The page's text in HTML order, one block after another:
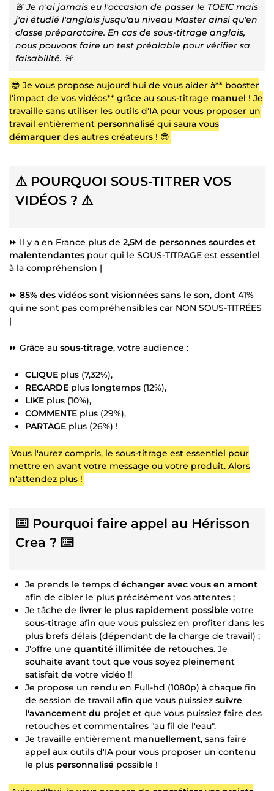
🚨 Je n'ai jamais eu l'occasion de passer le TOEIC mais
j'ai étudié l'anglais jusqu'au niveau Master ainsi qu'en
classe préparatoire. En cas de sous-titrage anglais,
nous pouvons faire un test préalable pour vérifier sa
faisabilité. 🚨
😎 Je vous propose aujourd'hui de vous aider à** booster
l'impact de vos vidéos** grâce au sous-titrage manuel ! Je
travaille sans utiliser les outils d'IA pour vous proposer un
travail entièrement personnalisé qui saura vous
démarquer des autres créateurs ! 😎
⚠️ POURQUOI SOUS-TITRER VOS
VIDÉOS ? ⚠️
⏩ Il y a en France plus de 2,5M de personnes sourdes et
malentendantes pour qui le SOUS-TITRAGE est essentiel
à la compréhension |
⏩ 85% des vidéos sont visionnées sans le son, dont 41%
qui ne sont pas compréhensibles car NON SOUS-TITRÉES
|
⏩ Grâce au sous-titrage, votre audience :
CLIQUE plus (7,32%),
REGARDE plus longtemps (12%),
LIKE plus (10%),
COMMENTE plus (29%),
PARTAGE plus (26%) !
Vous l'aurez compris, le sous-titrage est essentiel pour
mettre en avant votre message ou votre produit. Alors
n'attendez plus !
⌨️ Pourquoi faire appel au Hérisson
Crea ? ⌨️
Je prends le temps d'échanger avec vous en amont
afin de cibler le plus précisément vos attentes ;
Je tâche de livrer le plus rapidement possible votre
sous-titrage afin que vous puissiez en profiter dans les
plus brefs délais (dépendant de la charge de travail) ;
J'offre une quantité illimitée de retouches. Je
souhaite avant tout que vous soyez pleinement
satisfait de votre vidéo !!
Je propose un rendu en Full-hd (1080p) à chaque fin
de session de travail afin que vous puissiez suivre
l'avancement du projet et que vous puissiez faire des
retouches et commentaires "au fil de l'eau".
Je travaille entièrement manuellement, sans faire
appel aux outils d'IA pour vous proposer un contenu
le plus personnalisé possible !